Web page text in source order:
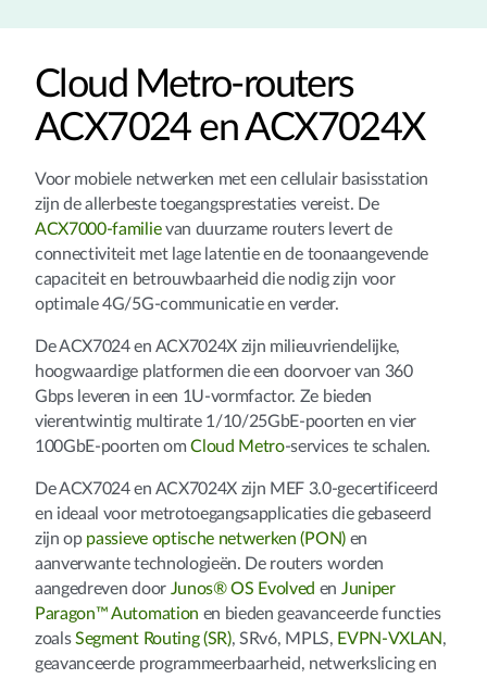
Cloud Metro-routers
ACX7024 en ACX7024X
Voor mobiele netwerken met een cellulair basisstation
zijn de allerbeste toegangsprestaties vereist. De
ACX7000-familievan duurzame routers levert de
connectiviteit met lage latentie en de toonaangevende
capaciteit en betrouwbaarheid die nodig zijn voor
optimale 4G/5G-communicatie en verder.
De ACX7024 en ACX7024X zijn milieuvriendelijke,
hoogwaardige platformen die een doorvoer van 360
Gbps leveren in een 1U-vormfactor. Ze bieden
vierentwintig multirate 1/10/25GbE-poorten en vier
100GbE-poorten omCloud Metro-services te schalen.
De ACX7024 en ACX7024X zijn MEF 3.0-gecertificeerd
en ideaal voor metrotoegangsapplicaties die gebaseerd
zijn op passieve optische netwerken (PON)en
aanverwante technologieën. De routers worden
aangedreven door Junos® OS Evolved en Juniper
Paragon™ Automation en bieden geavanceerde functies
zoalsSegment Routing (SR), SRv6, MPLS, EVPN-VXLAN,
geavanceerde programmeerbaarheid, netwerkslicing en